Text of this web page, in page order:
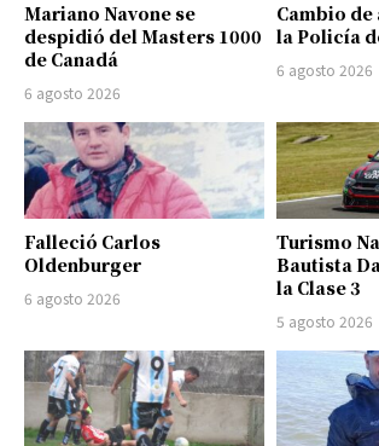
Mariano Navone se
despidió del Masters 1000
de Canadá
6 agosto 2026
Cambio
la Policía
6 agosto 2026
Falleció Carlos
Oldenburger
6 agosto 2026
Turismo
Bautista
la Clase 3
5 agosto 2026